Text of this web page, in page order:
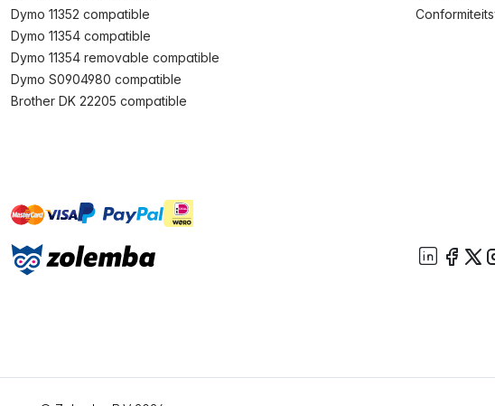
Dymo 11352 compatible
Dymo 11354 compatible
Dymo 11354 removable compatible
Dymo S0904980 compatible
Brother DK 22205 compatible
mastervisa paypal ideal